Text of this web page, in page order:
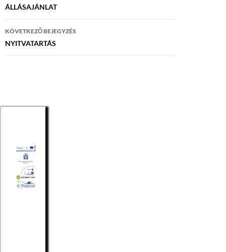
navigáció
ÁLLÁSAJÁNLAT
KÖVETKEZŐ BEJEGYZÉS
NYITVATARTÁS